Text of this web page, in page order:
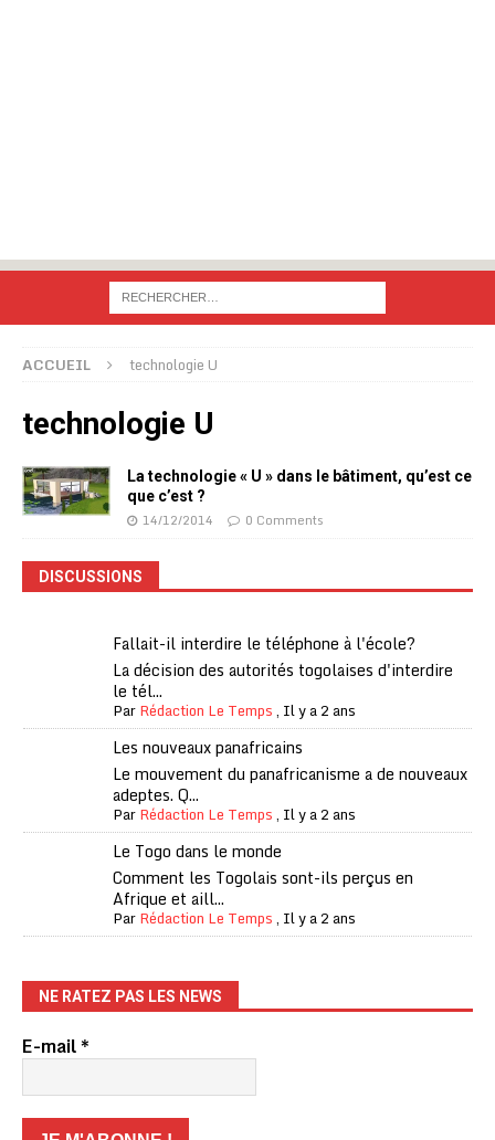
ACCUEIL technologie U
technologie U
La technologie « U » dans le bâtiment, qu’est ce
que c’est ?
14/12/2014 0 Comments
DISCUSSIONS
Fallait-il interdire le téléphone à l'école?
La décision des autorités togolaises d'interdire
le tél...
ParRédaction Le Temps, Il y a 2 ans
Les nouveaux panafricains
Le mouvement du panafricanisme a de nouveaux
adeptes. Q...
ParRédaction Le Temps, Il y a 2 ans
Le Togo dans le monde
Comment les Togolais sont-ils perçus en
Afrique et aill...
ParRédaction Le Temps, Il y a 2 ans
NE RATEZ PAS LES NEWS
E-mail*